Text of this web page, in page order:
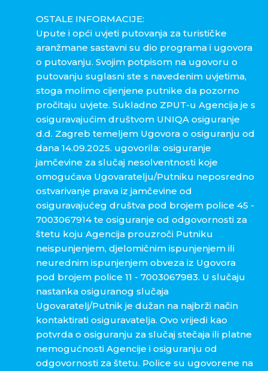
OSTALE INFORMACIJE:
Upute i opći uvjeti putovanja za turističke
aranžmane sastavni su dio programa i ugovora
o putovanju. Svojim potpisom na ugovoru o
putovanju suglasni ste s navedenim uvjetima,
stoga molimo cijenjene putnike da pozorno
pročitaju uvjete. Sukladno ZPUT-u Agencija je s
osiguravajućim društvom UNIQA osiguranje
d.d. Zagreb temeljem Ugovora o osiguranju od
dana 14.09.2025. ugovorila: osiguranje
jamčevine za slučaj nesolventnosti koje
omogućava Ugovaratelju/Putniku neposredno
ostvarivanje prava iz jamčevine od
osiguravajućeg društva pod brojem police 45 -
7003067914 te osiguranje od odgovornosti za
štetu koju Agencija prouzroči Putniku
neispunjenjem, djelomičnim ispunjenjem ili
neurednim ispunjenjem obveza iz Ugovora
pod brojem police 11 - 7003067983. U slučaju
nastanka osiguranog slučaja
Ugovaratelj/Putnik je dužan na najbrži način
kontaktirati osiguravatelja. Ovo vrijedi kao
potvrda o osiguranju za slučaj stečaja ili platne
nemogućnosti Agencije i osiguranju od
odgovornosti za štetu. Police su ugovorene na